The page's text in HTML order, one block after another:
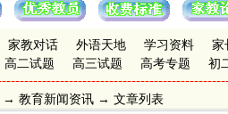
家教对话 外语天地 学习资料 家
高二试题 高三试题 高考专题 初
→ 教育新闻资讯 → 文章列表